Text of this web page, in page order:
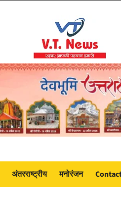
अंतरराष्ट्रीय मनोरंजन